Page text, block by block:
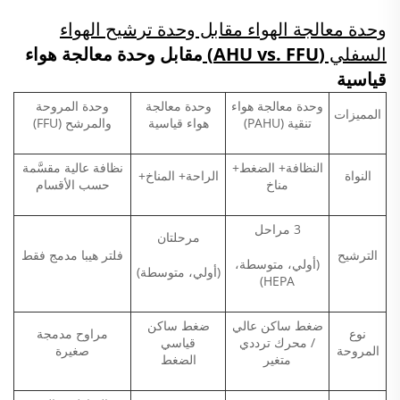
وحدة معالجة الهواء مقابل وحدة ترشيح الهواء
السفلي (AHU vs. FFU)
مقابل وحدة معالجة هواء
قياسية
المميزات
وحدة معالجة هواء
تنقية (PAHU)
وحدة معالجة
هواء قياسية
وحدة المروحة
والمرشح (FFU)
النواة
النظافة+ الضغط+
مناخ
الراحة+ المناخ+
نظافة عالية مقسَّمة
حسب الأقسام
الترشيح
3 مراحل
(أولي، متوسطة،
HEPA)
مرحلتان
(أولي، متوسطة)
فلتر هيبا مدمج فقط
نوع
المروحة
ضغط ساكن عالي
/ محرك ترددي
متغير
ضغط ساكن
قياسي
الضغط
مراوح مدمجة
صغيرة